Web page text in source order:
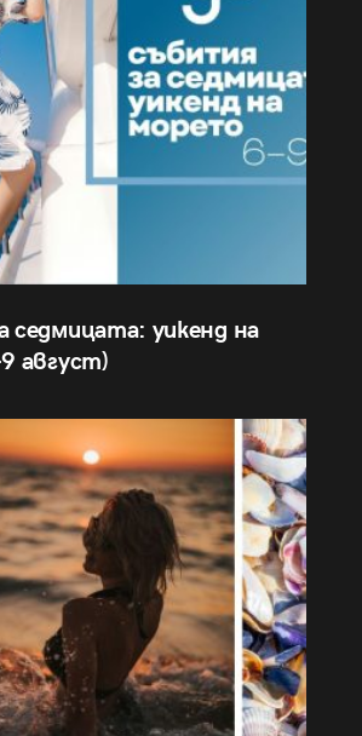
седмицата: уикенд на
август)